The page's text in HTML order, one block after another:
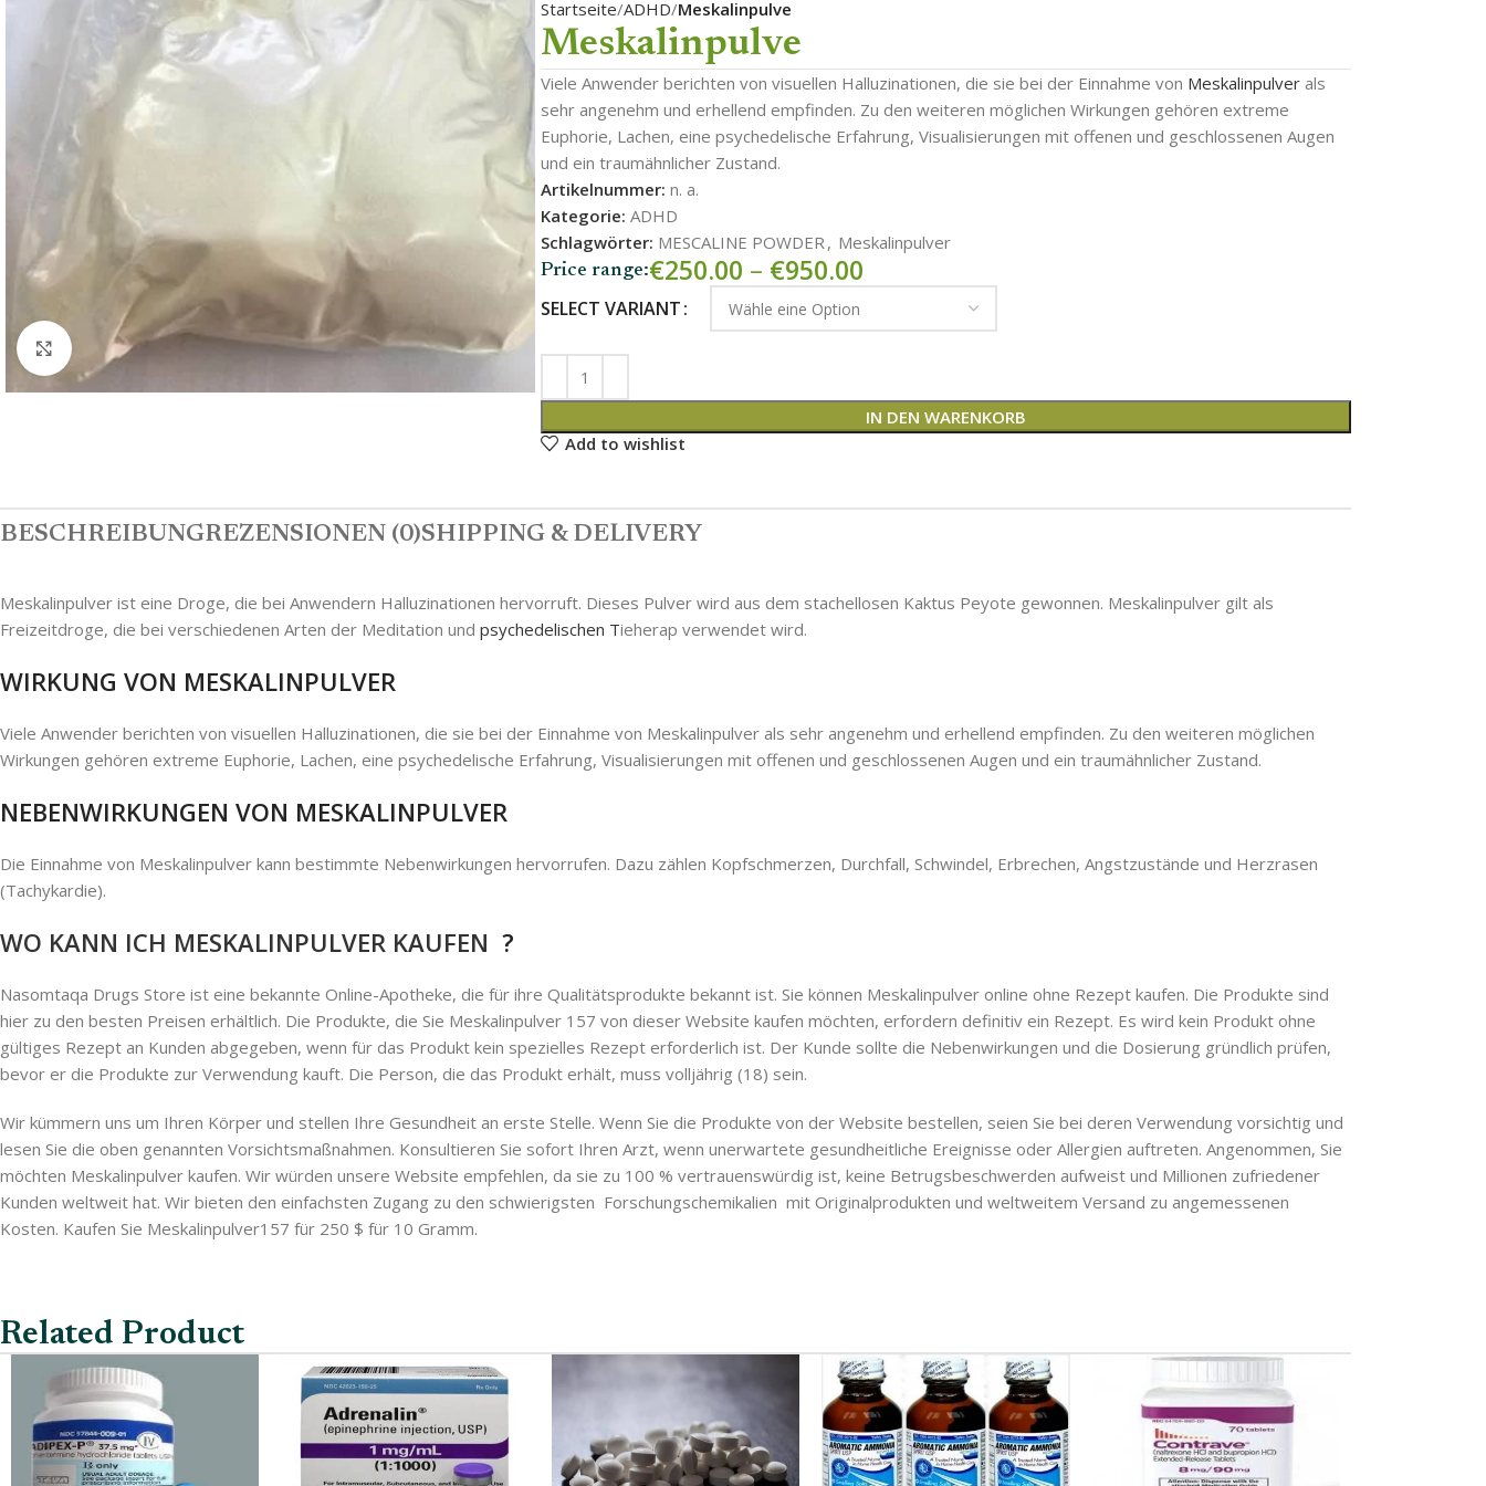
Click to enlarge
Startseite ADHD Meskalinpulve
Meskalinpulve
Viele Anwender berichten von visuellen Halluzinationen, die sie bei der Einnahme von Meskalinpulverals
sehr angenehm und erhellend empfinden. Zu den weiteren möglichen Wirkungen gehören extreme
Euphorie, Lachen, eine psychedelische Erfahrung, Visualisierungen mit offenen und geschlossenen Augen
und ein traumähnlicher Zustand.
Artikelnummer: n. a.
Kategorie: ADHD
Schlagwörter: MESCALINE POWDER, Meskalinpulver
Price range:€250.00 – €950.00
SELECT VARIANT
IN DEN WARENKORB
Add to wishlist
BESCHREIBUNGREZENSIONEN (0)SHIPPING & DELIVERY
Meskalinpulver ist eine Droge, die bei Anwendern Halluzinationen hervorruft. Dieses Pulver wird aus dem stachellosen Kaktus Peyote gewonnen. Meskalinpulver gilt als
Freizeitdroge, die bei verschiedenen Arten der Meditation und psychedelischen Tieherap verwendet wird.
WIRKUNG VON MESKALINPULVER
Viele Anwender berichten von visuellen Halluzinationen, die sie bei der Einnahme von Meskalinpulver als sehr angenehm und erhellend empfinden. Zu den weiteren möglichen
Wirkungen gehören extreme Euphorie, Lachen, eine psychedelische Erfahrung, Visualisierungen mit offenen und geschlossenen Augen und ein traumähnlicher Zustand.
NEBENWIRKUNGEN VON MESKALINPULVER
Die Einnahme von Meskalinpulver kann bestimmte Nebenwirkungen hervorrufen. Dazu zählen Kopfschmerzen, Durchfall, Schwindel, Erbrechen, Angstzustände und Herzrasen
(Tachykardie).
WO KANN ICH MESKALINPULVER KAUFEN ?
Nasomtaqa Drugs Store ist eine bekannte Online-Apotheke, die für ihre Qualitätsprodukte bekannt ist. Sie können Meskalinpulver online ohne Rezept kaufen. Die Produkte sind
hier zu den besten Preisen erhältlich. Die Produkte, die Sie Meskalinpulver 157 von dieser Website kaufen möchten, erfordern definitiv ein Rezept. Es wird kein Produkt ohne
gültiges Rezept an Kunden abgegeben, wenn für das Produkt kein spezielles Rezept erforderlich ist. Der Kunde sollte die Nebenwirkungen und die Dosierung gründlich prüfen,
bevor er die Produkte zur Verwendung kauft. Die Person, die das Produkt erhält, muss volljährig (18) sein.
Wir kümmern uns um Ihren Körper und stellen Ihre Gesundheit an erste Stelle. Wenn Sie die Produkte von der Website bestellen, seien Sie bei deren Verwendung vorsichtig und
lesen Sie die oben genannten Vorsichtsmaßnahmen. Konsultieren Sie sofort Ihren Arzt, wenn unerwartete gesundheitliche Ereignisse oder Allergien auftreten. Angenommen, Sie
möchten Meskalinpulver kaufen. Wir würden unsere Website empfehlen, da sie zu 100 % vertrauenswürdig ist, keine Betrugsbeschwerden aufweist und Millionen zufriedener
Kunden weltweit hat. Wir bieten den einfachsten Zugang zu den schwierigsten Forschungschemikalien mit Originalprodukten und weltweitem Versand zu angemessenen
Kosten. Kaufen Sie Meskalinpulver157 für 250 $ für 10 Gramm.
Related Product